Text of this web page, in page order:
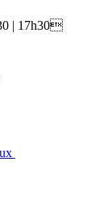
| 17h30